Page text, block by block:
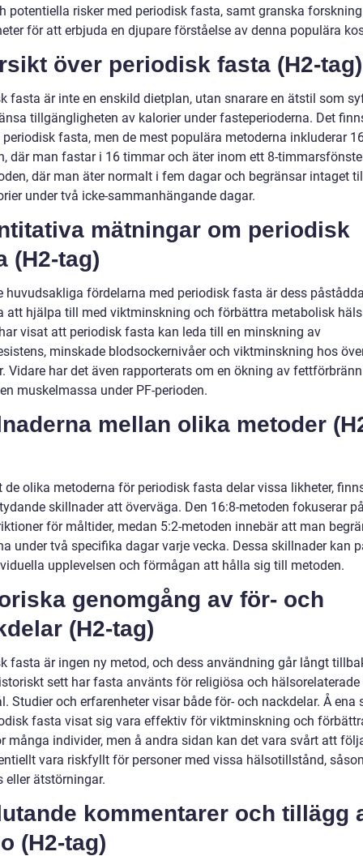
potentiella risker med periodisk fasta, samt granska
för att erbjuda en djupare förståelse av denna populära
över periodisk fasta (H2-tag)
fasta är inte en enskild dietplan, utan snarare en ätstil som
tillgängligheten av kalorier under fasteperioderna. Det
periodisk fasta, men de mest populära metoderna inkluderar
där man fastar i 16 timmar och äter inom ett 8-
där man äter normalt i fem dagar och begränsar intaget
under två icke-sammanhängande dagar.
mätningar om periodisk
(H2-tag)
huvudsakliga fördelarna med periodisk fasta är dess
att hjälpa till med viktminskning och förbättra metabolisk
visat att periodisk fasta kan leda till en minskning av
minskade blodsockernivåer och viktminskning hos
Vidare har det även rapporterats om en ökning av
muskelmassa under PF-perioden.
mellan olika metoder
de olika metoderna för periodisk fasta delar vissa likheter,
skillnader att överväga. Den 16:8-metoden fokuserar
för måltider, medan 5:2-metoden innebär att man
under två specifika dagar varje vecka. Dessa skillnader kan
upplevelsen och förmågan att hålla sig till metoden.
genomgång av för- och
(H2-tag)
fasta är ingen ny metod, och dess användning går långt
sett har fasta använts för religiösa och hälsorelaterade
Studier och erfarenheter visar både för- och nackdelar. Å ena
fasta visat sig vara effektiv för viktminskning och
många individer, men å andra sidan kan det vara svårt att
vara riskfyllt för personer med vissa hälsotillstånd,
eller ätstörningar.
kommentarer och tillägg
(H2-tag)